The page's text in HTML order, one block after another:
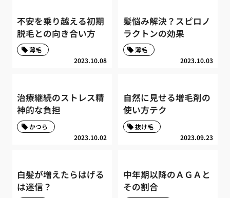
不安を乗り越える初期
脱毛との向き合い方
2023.10.08
薄毛
髪悩み解決？スピロノ
ラクトンの効果
2023.10.03
薄毛
治療継続のストレス精
神的な負担
2023.10.02
かつら
自然に見せる増毛剤の
使い方テク
2023.09.23
抜け毛
白髪が増えたらはげる
は迷信？
中年期以降のＡＧＡと
その割合